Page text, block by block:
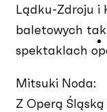
Lądku-Zdroju i
baletowych
spektaklach
Mitsuki Noda:
Z Operą